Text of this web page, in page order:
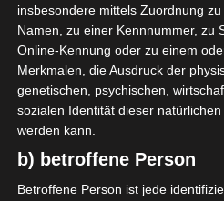
AUFSTELLUNGEN
Avenir Sportif de
D C. Zitouni
O W. Ferjani
insbesondere mittels Zuordnung
Namen, zu einer Kennnummer, zu
Online-Kennung oder zu einem
Merkmalen, die Ausdruck der
genetischen, psychischen,
sozialen Identität dieser
werden kann.
b) betroffene Person
Betroffene Person ist jede